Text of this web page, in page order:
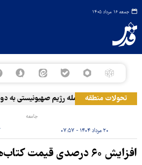
جمعه ۱۶ مرداد ۱۴۰۵
تحولات منطقهحمله رژیم صهیونیستی به دو
جامعه
۲۰ مرداد ۱۴۰۴ - ۰۷:۵۷
افزایش ۶۰ درصدی قیمت کتاب‌های درسی